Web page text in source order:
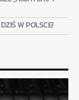
W POLSCE!